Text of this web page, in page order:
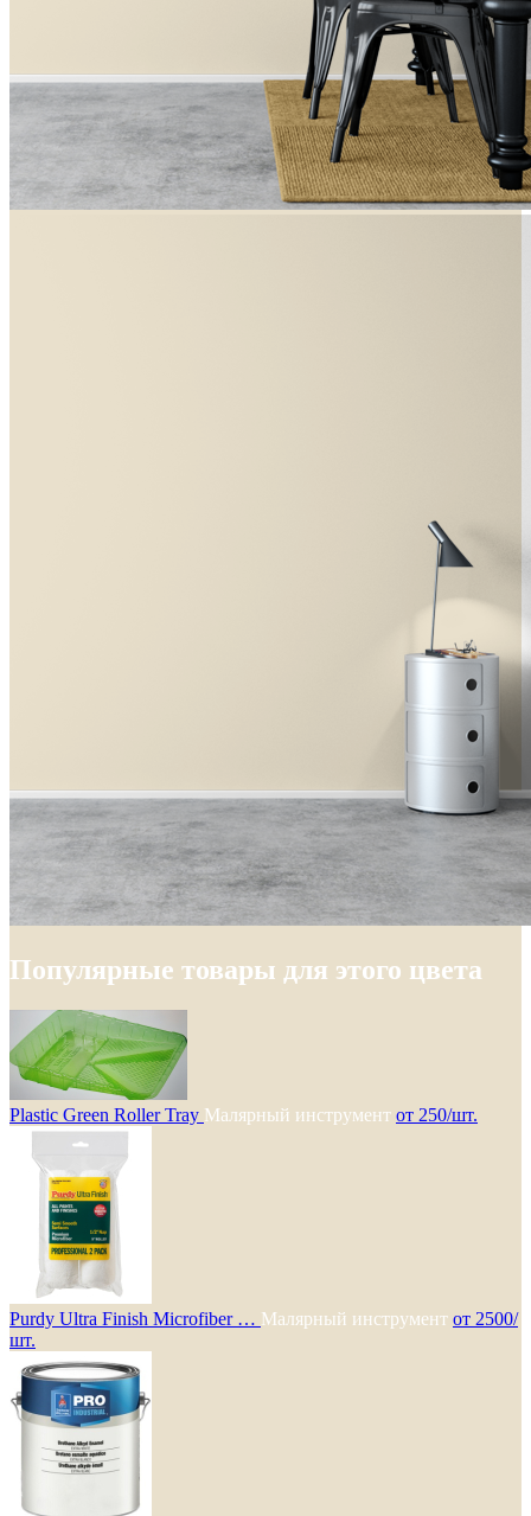
Популярные товары для этого цвета
Plastic Green Roller Tray Малярный инструмент от 250/шт.
Purdy Ultra Finish Microfiber … Малярный инструмент от 2500/
шт.